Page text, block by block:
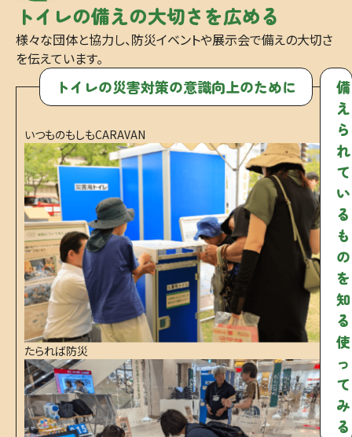
トイレの備えの大切さを広める
様々な団体と協力し、防災イベントや展示会で備えの大切さ
を伝えています。
トイレの災害対策の意識向上のために
いつものもしもCARAVAN
たられば防災
備
え
ら
れ
て
い
る
も
の
を
知
使
っ
て
み
る